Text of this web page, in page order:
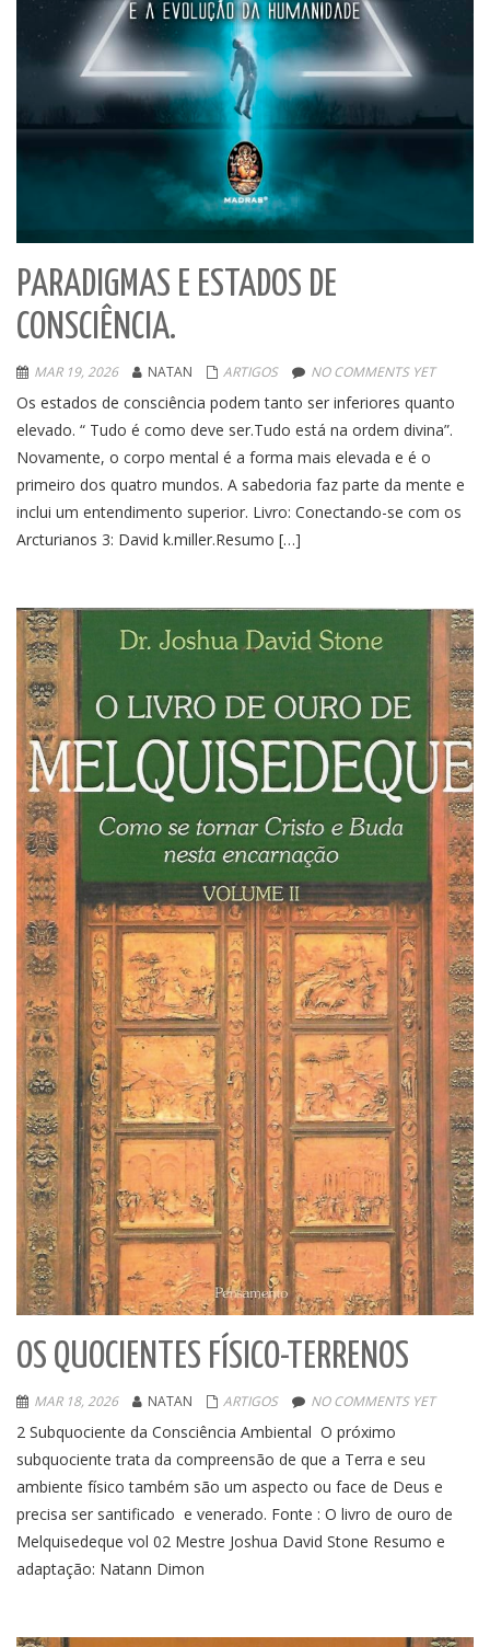
PARADIGMAS E ESTADOS DE
CONSCIÊNCIA.
MAR 19, 2026 NATAN ARTIGOS NO COMMENTS YET
Os estados de consciência podem tanto ser inferiores quanto
elevado. “ Tudo é como deve ser.Tudo está na ordem divina”.
Novamente, o corpo mental é a forma mais elevada e é o
primeiro dos quatro mundos. A sabedoria faz parte da mente e
inclui um entendimento superior. Livro: Conectando-se com os
Arcturianos 3: David k.miller.Resumo […]
OS QUOCIENTES FÍSICO-TERRENOS
MAR 18, 2026 NATAN ARTIGOS NO COMMENTS YET
2 Subquociente da Consciência Ambiental O próximo
subquociente trata da compreensão de que a Terra e seu
ambiente físico também são um aspecto ou face de Deus e
precisa ser santificado e venerado. Fonte : O livro de ouro de
Melquisedeque vol 02 Mestre Joshua David Stone Resumo e
adaptação: Natann Dimon